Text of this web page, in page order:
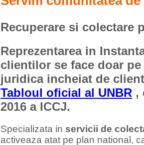
Recuperare si colectare
Reprezentarea in
clientilor se face doar
juridica incheiat de
Tabloul oficial al UNBR ,
2016 a ICCJ.
Specializata in servicii de
activeaza atat pe plan national,